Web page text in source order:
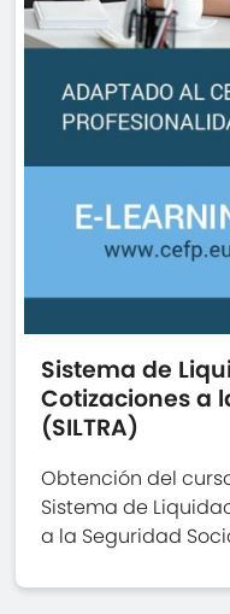
Sistema de
Cotizaciones a
(SILTRA)
Obtención del
Sistema de
a la Seguridad